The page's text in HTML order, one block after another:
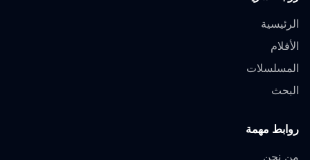
الرئيسية
الأفلام
المسلسلات
البحث
روابط مهمة
من نحن